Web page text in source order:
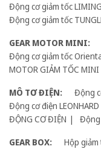
Động cơ giảm tốc LIMING
Động cơ giảm tốc
GEAR MOTOR MINI:
Động cơ giảm tốc
MOTOR GIẢM TỐC MINI
MÔ TƠ ĐIỆN:
Động
Động cơ điện LEONHARD
ĐỘNG CƠ ĐIỆN
Động
GEAR BOX:
Hộp giảm